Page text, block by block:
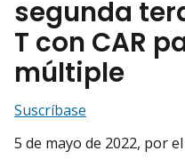
segunda
T con CAR
múltiple
Suscríbase
5 de mayo de 2022, por